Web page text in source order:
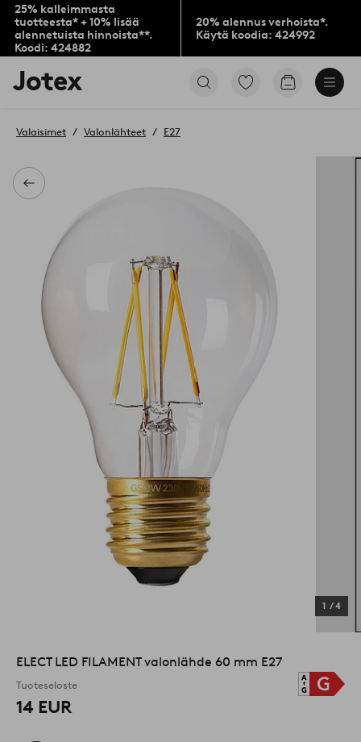
25% kalleimmasta
tuotteesta* + 10% lisää
alennetuista hinnoista**.
Koodi: 424882
20% alennus verhoista*.
Käytä koodia: 424992
Jotex-
logo
aloitussivulle
Siirry
Siirry
Takaisin
Valaisimet Valonlähteet E27
1 /4
ELECT LED FILAMENT valonlähde 60 mm E27
Tuoteseloste
14 EUR